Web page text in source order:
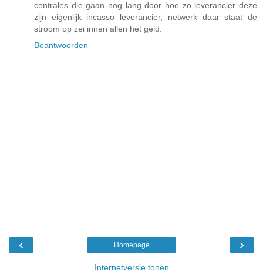
centrales die gaan nog lang door hoe zo leverancier deze
zijn eigenlijk incasso leverancier, netwerk daar staat de
stroom op zei innen allen het geld.
Beantwoorden
‹ ›
Homepage
Internetversie tonen